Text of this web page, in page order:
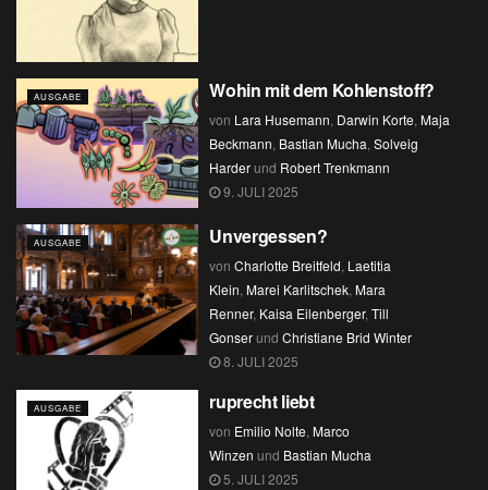
AUSGABE Wohin mit dem Kohlenstoff?
von Lara Husemann, Darwin Korte,Maja
Beckmann, Bastian Mucha,Solveig
Harderund Robert Trenkmann
9. JULI 2025
AUSGABE Unvergessen?
von Charlotte Breitfeld, Laetitia
Klein,Marei Karlitschek,Mara
Renner, Kaisa Eilenberger,Till
GonserundChristiane Brid Winter
8. JULI 2025
AUSGABE ruprecht liebt
von Emilio Nolte,Marco
Winzen und Bastian Mucha
5. JULI 2025